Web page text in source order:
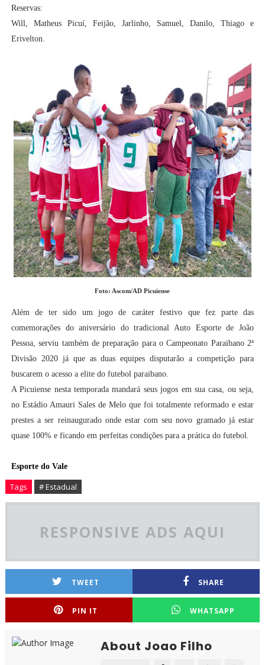
Reservas:
Will, Matheus Picuí, Feijão, Jarlinho, Samuel, Danilo, Thiago e
Erivelton.
Foto: Ascom/AD Picuiense
Além de ter sido um jogo de caráter festivo que fez parte das
comemorações do aniversário do tradicional Auto Esporte de João
Pessoa, serviu também de preparação para o Campeonato Paraibano 2ª
Divisão 2020 já que as duas equipes disputarão a competição para
buscarem o acesso a elite do futebol paraibano.
A Picuiense nesta temporada mandará seus jogos em sua casa, ou seja,
no Estádio Amauri Sales de Melo que foi totalmente reformado e estar
prestes a ser reinaugurado onde estar com seu novo gramado já estar
quase 100% e ficando em perfeitas condições para a prática do futebol.
Esporte do Vale
Tags # Estadual
RESPONSIVE ADS AQUI
TWEET SHARE
PIN IT WHATSAPP
About Joao Filho